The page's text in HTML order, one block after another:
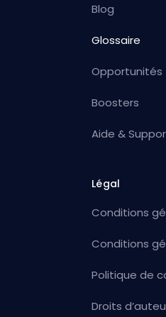
Blog
Glossaire
Opportunités
Boosters
Aide &
Légal
Conditions
Conditions
Politique de
Droits